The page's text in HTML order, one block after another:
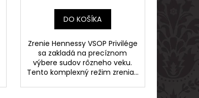
DO KOŠÍKA
Zrenie Hennessy VSOP Privilége
sa zakladá na precíznom
výbere sudov rôzneho veku.
Tento komplexný režim zrenia...